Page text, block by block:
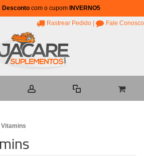
Desconto com o cupom INVERNO5
Rastrear Pedido Fale Conosco